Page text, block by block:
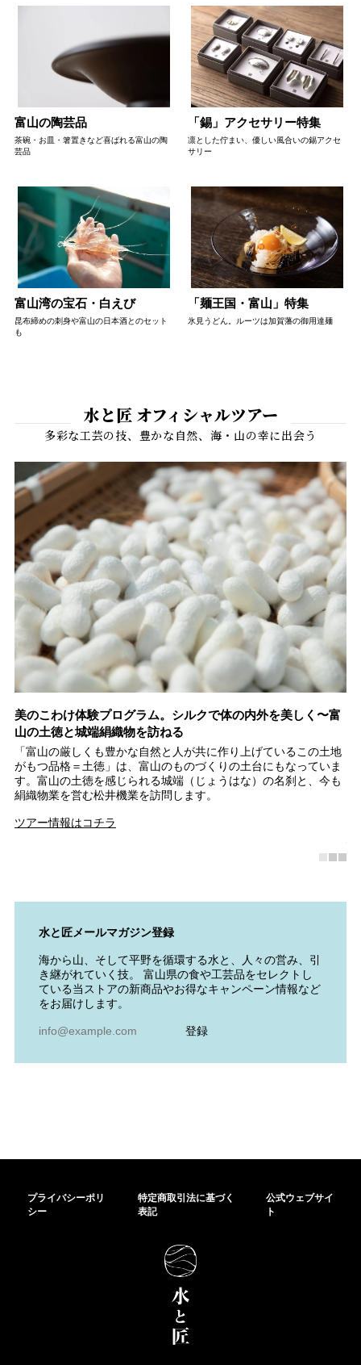
富山の陶芸品
茶碗・お皿・箸置きなど喜ばれる富山の陶
芸品
「錫」アクセサリー特集
凛とした佇まい、優しい風合いの錫アクセ
サリー
富山湾の宝石・白えび
昆布締めの刺身や富山の日本酒とのセット
も
「麺王国・富山」特集
氷見うどん。ルーツは加賀藩の御用達麺
水と匠 オフィシャルツアー
美のこわけ体験プログラム。シルクで体の内外を美しく〜富
山の土徳と城端絹織物を訪ねる
「富山の厳しくも豊かな自然と人が共に作り上げているこの土地
がもつ品格＝土徳」は、富山のものづくりの土台にもなっていま
す。富山の土徳を感じられる城端（じょうはな）の名刹と、今も
絹織物業を営む松井機業を訪問します。
ツアー情報はコチラ
水と匠メールマガジン登録
海から山、そして平野を循環する水と、人々の営み、引
き継がれていく技。 富山県の食や工芸品をセレクトし
ている当ストアの新商品やお得なキャンペーン情報など
をお届けします。
登録
プライバシーポリ
シー
特定商取引法に基づく
表記
公式ウェブサイ
ト